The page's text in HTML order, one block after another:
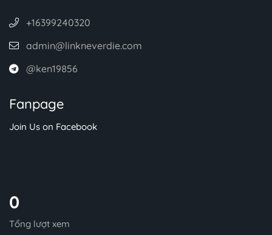
+16399240320
admin@linkneverdie.com
@ken19856
Fanpage
Join Us on Facebook
0
Tổng lượt xem